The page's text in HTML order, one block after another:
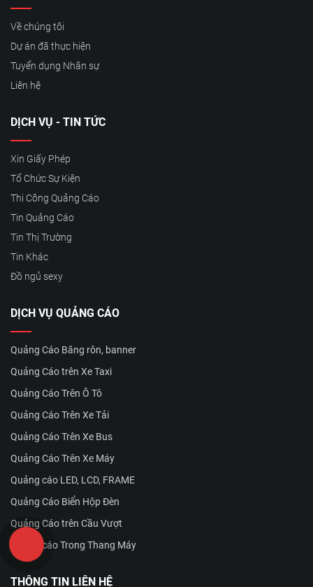
Về chúng tôi
Dự án đã thực hiện
Tuyển dụng Nhân sự
Liên hệ
DỊCH VỤ - TIN TỨC
Xin Giấy Phép
Tổ Chức Sự Kiện
Thi Công Quảng Cáo
Tin Quảng Cáo
Tin Thị Trường
Tin Khác
Đồ ngủ sexy
DỊCH VỤ QUẢNG CÁO
Quảng Cáo Băng rôn, banner
Quảng Cáo trên Xe Taxi
Quảng Cáo Trên Ô Tô
Quảng Cáo Trên Xe Tải
Quảng Cáo Trên Xe Bus
Quảng Cáo Trên Xe Máy
Quảng cáo LED, LCD, FRAME
Quảng Cáo Biển Hộp Đèn
Quảng Cáo trên Cầu Vượt
Quảng cáo Trong Thang Máy
THÔNG TIN LIÊN HỆ